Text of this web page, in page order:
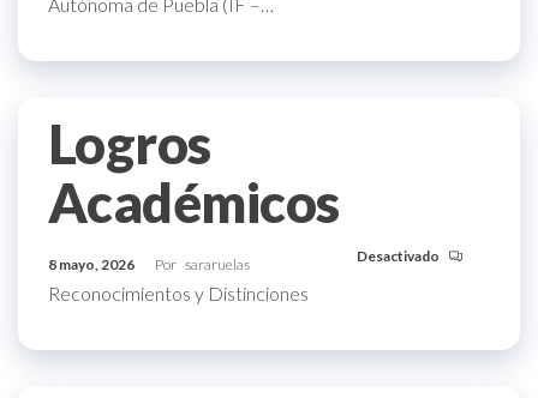
Logros
Académicos
8 mayo, 2026 Por sararuelas Desactivado
Reconocimientos y Distinciones